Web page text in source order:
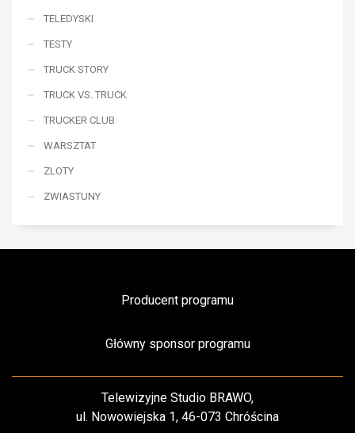
TELEDYSKI
TESTY
TRUCK STORY
TRUCK VS. TRUCK
TRUCKER CLUB
WARSZTAT
ZLOTY
ZWIASTUNY
Producent programu
Główny sponsor programu
Telewizyjne Studio BRAWO,
ul. Nowowiejska 1, 46-073 Chróścina